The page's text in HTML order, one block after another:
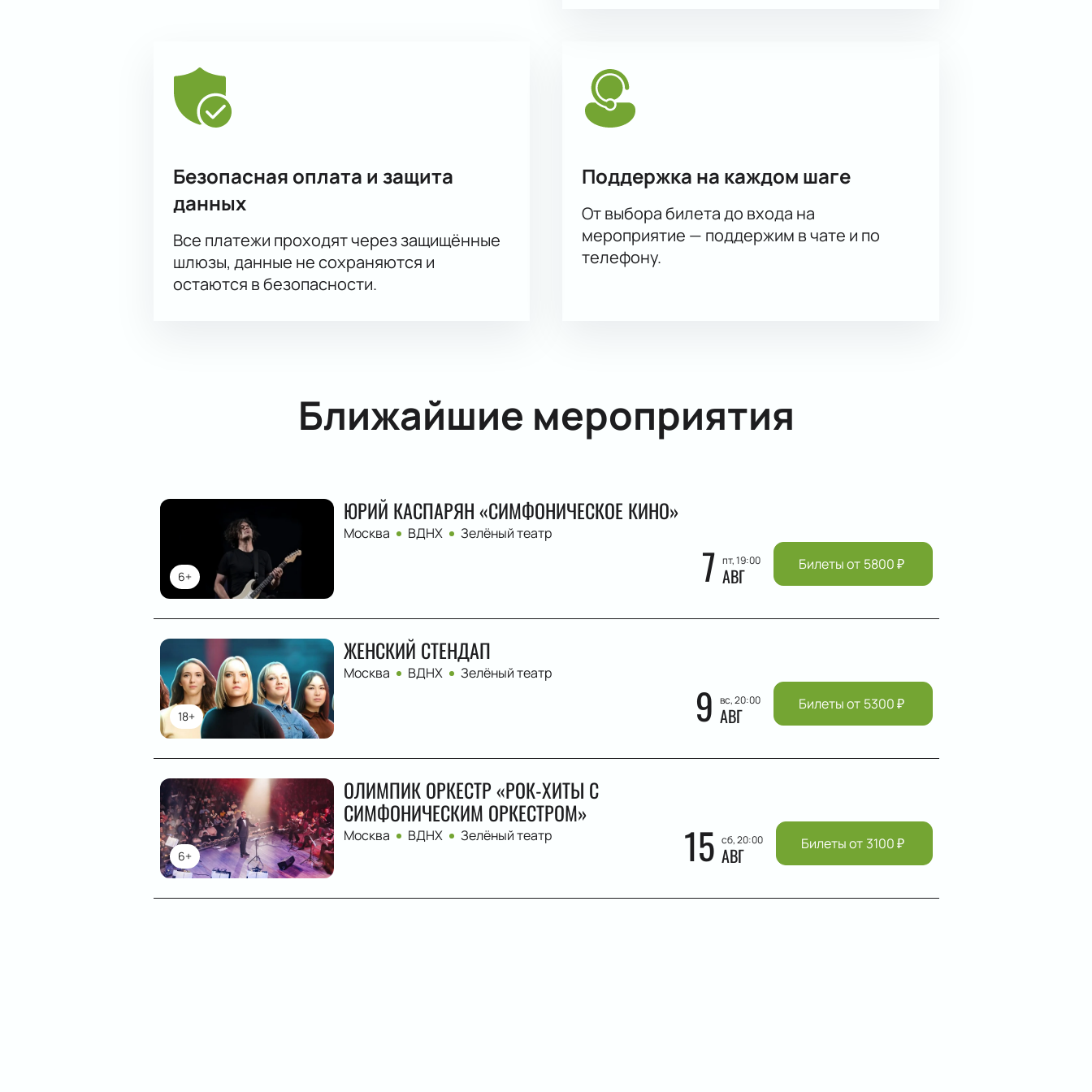
Безопасная оплата и защита
данных
Все платежи проходят через защищённые
шлюзы, данные не сохраняются и
остаются в безопасности.
Поддержка на каждом шаге
От выбора билета до входа на
мероприятие — поддержим в чате и по
телефону.
Ближайшие мероприятия
6+
ЮРИЙ КАСПАРЯН «СИМФОНИЧЕСКОЕ КИНО»
Москва ВДНХ Зелёный театр
7 пт, 19:00
АВГ Билеты от 5800₽
18+
ЖЕНСКИЙ СТЕНДАП
Москва ВДНХ Зелёный театр
9 вс, 20:00
АВГ Билеты от 5300₽
6+
ОЛИМПИК ОРКЕСТР «РОК-ХИТЫ С
СИМФОНИЧЕСКИМ ОРКЕСТРОМ»
Москва ВДНХ Зелёный театр 15 сб, 20:00
АВГ Билеты от 3100₽